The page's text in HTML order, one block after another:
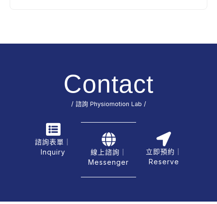
Contact
/ 諮詢 Physiomotion Lab /
諮詢表單｜
Inquiry
線上諮詢｜
Messenger
立即預約｜
Reserve